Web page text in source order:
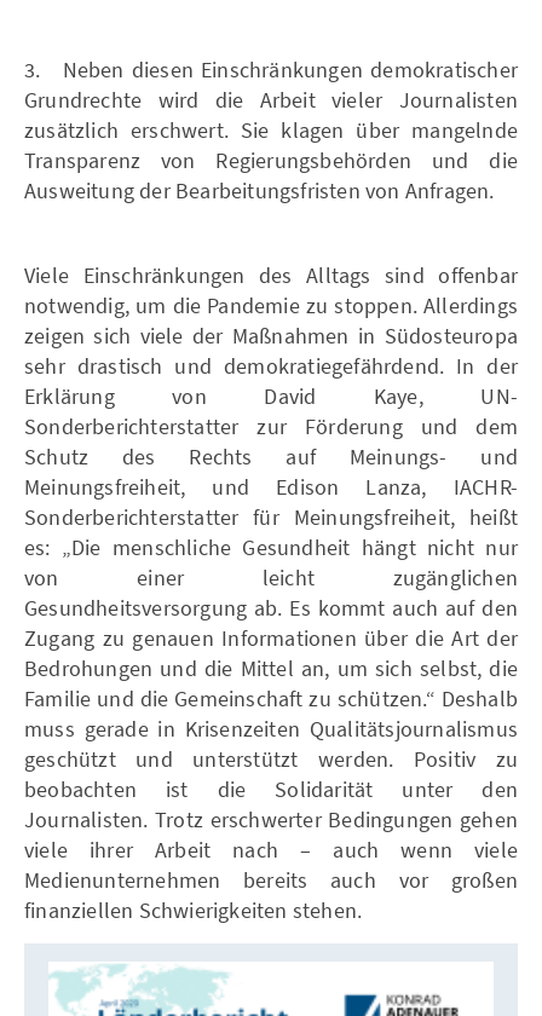
3. Neben diesen Einschränkungen demokratischer
Grundrechte wird die Arbeit vieler Journalisten
zusätzlich erschwert. Sie klagen über mangelnde
Transparenz von Regierungsbehörden und die
Ausweitung der Bearbeitungsfristen von Anfragen.
Viele Einschränkungen des Alltags sind offenbar
notwendig, um die Pandemie zu stoppen. Allerdings
zeigen sich viele der Maßnahmen in Südosteuropa
sehr drastisch und demokratiegefährdend. In der
Erklärung von David Kaye, UN-
Sonderberichterstatter zur Förderung und dem
Schutz des Rechts auf Meinungs- und
Meinungsfreiheit, und Edison Lanza, IACHR-
Sonderberichterstatter für Meinungsfreiheit, heißt
es: „Die menschliche Gesundheit hängt nicht nur
von einer leicht zugänglichen
Gesundheitsversorgung ab. Es kommt auch auf den
Zugang zu genauen Informationen über die Art der
Bedrohungen und die Mittel an, um sich selbst, die
Familie und die Gemeinschaft zu schützen.“ Deshalb
muss gerade in Krisenzeiten Qualitätsjournalismus
geschützt und unterstützt werden. Positiv zu
beobachten ist die Solidarität unter den
Journalisten. Trotz erschwerter Bedingungen gehen
viele ihrer Arbeit nach – auch wenn viele
Medienunternehmen bereits auch vor großen
finanziellen Schwierigkeiten stehen.